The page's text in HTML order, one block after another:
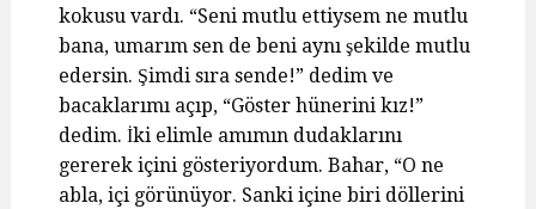
kokusu vardı. “Seni mutlu ettiysem ne mutlu
bana, umarım sen de beni aynı şekilde mutlu
edersin. Şimdi sıra sende!” dedim ve
bacaklarımı açıp, “Göster hünerini kız!”
dedim. İki elimle amımın dudaklarını
gererek içini gösteriyordum. Bahar, “O ne
abla, içi görünüyor. Sanki içine biri döllerini